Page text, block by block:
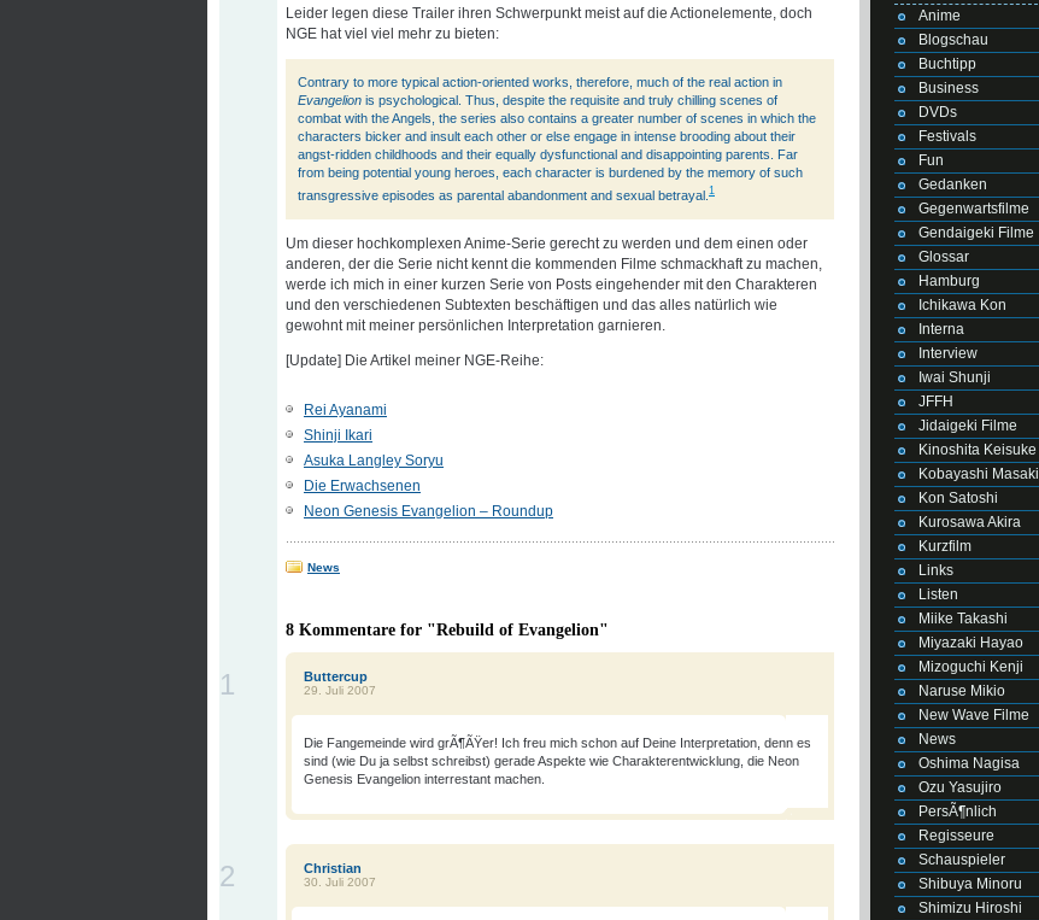
Leider legen diese Trailer ihren Schwerpunkt meist auf die Actionelemente, doch
NGE hat viel viel mehr zu bieten:
Contrary to more typical action-oriented works, therefore, much of the real action in
Evangelion is psychological. Thus, despite the requisite and truly chilling scenes of
combat with the Angels, the series also contains a greater number of scenes in which the
characters bicker and insult each other or else engage in intense brooding about their
angst-ridden childhoods and their equally dysfunctional and disappointing parents. Far
from being potential young heroes, each character is burdened by the memory of such
transgressive episodes as parental abandonment and sexual betrayal. 1
Um dieser hochkomplexen Anime-Serie gerecht zu werden und dem einen oder
anderen, der die Serie nicht kennt die kommenden Filme schmackhaft zu machen,
werde ich mich in einer kurzen Serie von Posts eingehender mit den Charakteren
und den verschiedenen Subtexten beschäftigen und das alles natürlich wie
gewohnt mit meiner persönlichen Interpretation garnieren.
[Update] Die Artikel meiner NGE-Reihe:
Rei Ayanami
Shinji Ikari
Asuka Langley Soryu
Die Erwachsenen
Neon Genesis Evangelion – Roundup
News
8 Kommentare for "Rebuild of Evangelion"
Buttercup
29. Juli 2007
1
Die Fangemeinde wird grÃ¶ÃŸer! Ich freu mich schon auf Deine Interpretation, denn es
sind (wie Du ja selbst schreibst) gerade Aspekte wie Charakterentwicklung, die Neon
Genesis Evangelion interrestant machen.
Christian
30. Juli 2007
2
Anime
Blogschau
Buchtipp
Business
DVDs
Festivals
Fun
Gedanken
Gegenwartsfilme
Gendaigeki Filme
Glossar
Hamburg
Ichikawa Kon
Interna
Interview
Iwai Shunji
JFFH
Jidaigeki Filme
Kinoshita Keisuke
Kobayashi Masaki
Kon Satoshi
Kurosawa Akira
Kurzfilm
Links
Listen
Miike Takashi
Miyazaki Hayao
Mizoguchi Kenji
Naruse Mikio
New Wave Filme
News
Oshima Nagisa
Ozu Yasujiro
PersÃ¶nlich
Regisseure
Schauspieler
Shibuya Minoru
Shimizu Hiroshi